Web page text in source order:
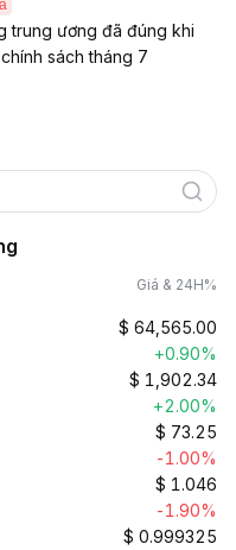
trung ương đã đúng khi
sách tháng 7
Giá & 24H%
$ 64,565.00
+0.90%
$ 1,902.34
+2.00%
$ 73.25
-1.00%
$ 1.046
-1.90%
$ 0.999325